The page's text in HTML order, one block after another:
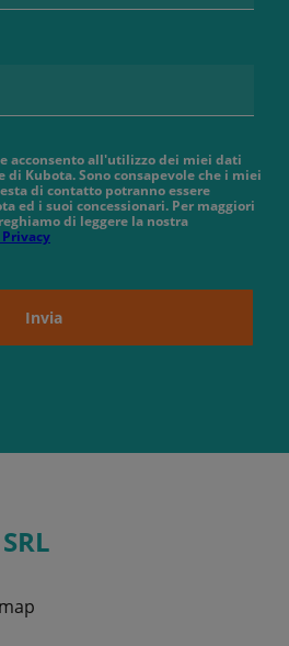
acconsento all'utilizzo dei miei dati
di Kubota. Sono consapevole che i miei
di contatto potranno essere
ed i suoi concessionari. Per maggiori
di leggere la nostra
Invia